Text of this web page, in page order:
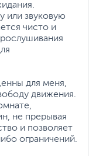
или звуковую
чисто и
для меня,
движения.
не прерывая
и позволяет
ограничений.